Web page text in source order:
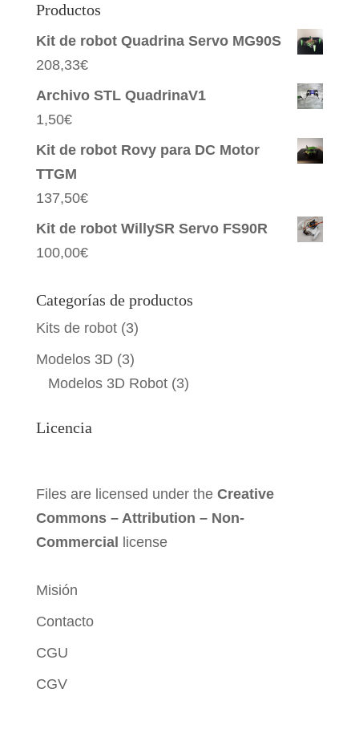
Productos
Kit de robot Quadrina Servo MG90S
208,33€
Archivo STL QuadrinaV1
1,50€
Kit de robot Rovy para DC Motor
TTGM
137,50€
Kit de robot WillySR Servo FS90R
100,00€
Categorías de productos
Kits de robot (3)
Modelos 3D (3)
Modelos 3D Robot (3)
Licencia
Files are licensed under the Creative
Commons – Attribution – Non-
Commercial
license
Misión
Contacto
CGU
CGV